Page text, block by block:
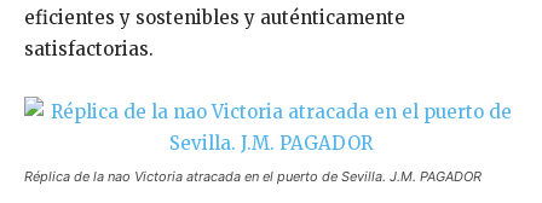
eficientes y sostenibles y auténticamente
satisfactorias.
Réplica de la nao Victoria atracada en el puerto de Sevilla. J.M. PAGADOR